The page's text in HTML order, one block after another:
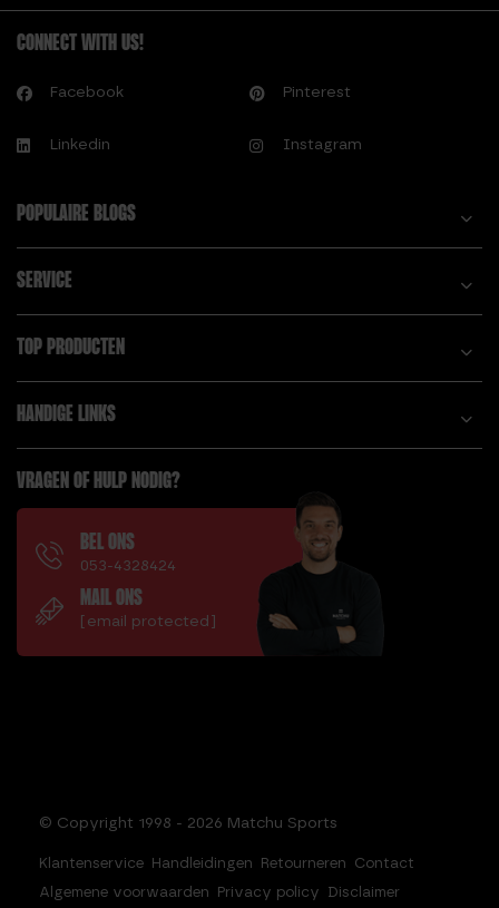
CONNECT WITH US!
Facebook Pinterest
Linkedin Instagram
POPULAIRE BLOGS
SERVICE
TOP PRODUCTEN
HANDIGE LINKS
VRAGEN OF HULP NODIG?
BEL ONS
053-4328424
MAIL ONS
[email protected]
© Copyright 1998 - 2026 Matchu Sports
Klantenservice Handleidingen Retourneren Contact
Algemene voorwaarden Privacy policy Disclaimer